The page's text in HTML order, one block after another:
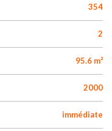
354
2
95.6 m²
2000
immédiate